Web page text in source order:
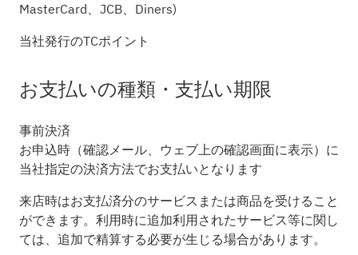
MasterCard、JCB、Diners)
当社発行のTCポイント
お支払いの種類・支払い期限
事前決済
お申込時（確認メール、ウェブ上の確認画面に表示）に
当社指定の決済方法でお支払いとなります
来店時はお支払済分のサービスまたは商品を受けること
ができます。利用時に追加利用されたサービス等に関し
ては、追加で精算する必要が生じる場合があります。